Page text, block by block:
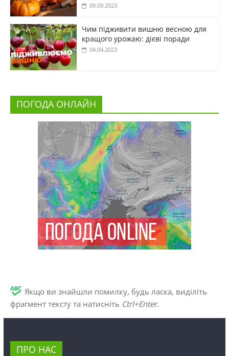
09.09.2023
Чим підживити вишню весною для
кращого урожаю: дієві поради
04.04.2023
ПОГОДА ОНЛАЙН
Якщо ви знайшли помилку, будь ласка, виділіть
фрагмент тексту та натисніть Ctrl+Enter.
ПРО НАС